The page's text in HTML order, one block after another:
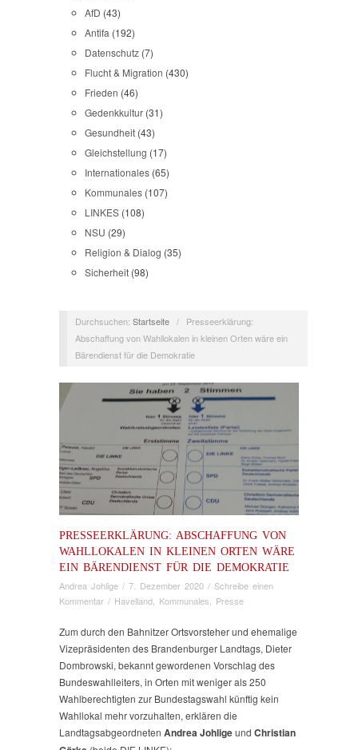
AfD (43)
Antifa (192)
Datenschutz (7)
Flucht & Migration (430)
Frieden (46)
Gedenkkultur (31)
Gesundheit (43)
Gleichstellung (17)
Internationales (65)
Kommunales (107)
LINKES (108)
NSU (29)
Religion & Dialog (35)
Sicherheit (98)
Durchsuchen: Startseite /
Presseerklärung:
Abschaffung von Wahllokalen in kleinen Orten wäre ein
Bärendienst für die Demokratie
PRESSEERKLÄRUNG: ABSCHAFFUNG VON
WAHLLOKALEN IN KLEINEN ORTEN WÄRE
EIN BÄRENDIENST FÜR DIE DEMOKRATIE
Andrea Johlige / 7. Dezember 2020 / Schreibe einen
Kommentar / Havelland Kommunales Presse
Zum durch den Bahnitzer Ortsvorsteher und ehemalige
Vizepräsidenten des Brandenburger Landtags, Dieter
Dombrowski, bekannt gewordenen Vorschlag des
Bundeswahlleiters, in Orten mit weniger als 250
Wahlberechtigten zur Bundestagswahl künftig kein
Wahllokal mehr vorzuhalten, erklären die
Landtagsabgeordneten Andrea Johligeund Christian